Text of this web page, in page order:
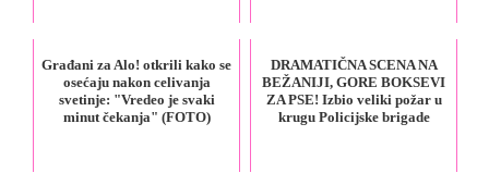
Građani za Alo! otkrili kako se
osećaju nakon celivanja
svetinje: "Vredeo je svaki
minut čekanja" (FOTO)
DRAMATIČNA SCENA NA
BEŽANIJI, GORE BOKSEVI
ZA PSE! Izbio veliki požar u
krugu Policijske brigade